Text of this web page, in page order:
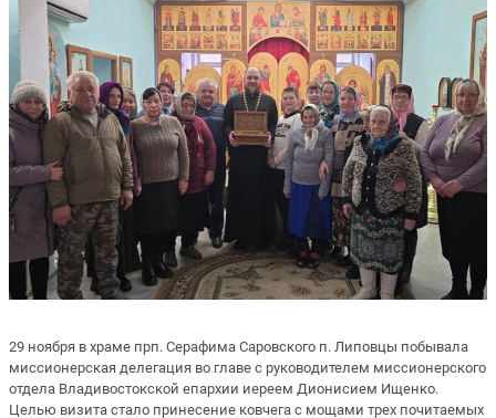
29 ноября в храме прп. Серафима Саровского п. Липовцы побывала
миссионерская делегация во главе с руководителем миссионерского
отдела Владивостокской епархии иереем Дионисием Ищенко.
Целью визита стало принесение ковчега с мощами трех почитаемых